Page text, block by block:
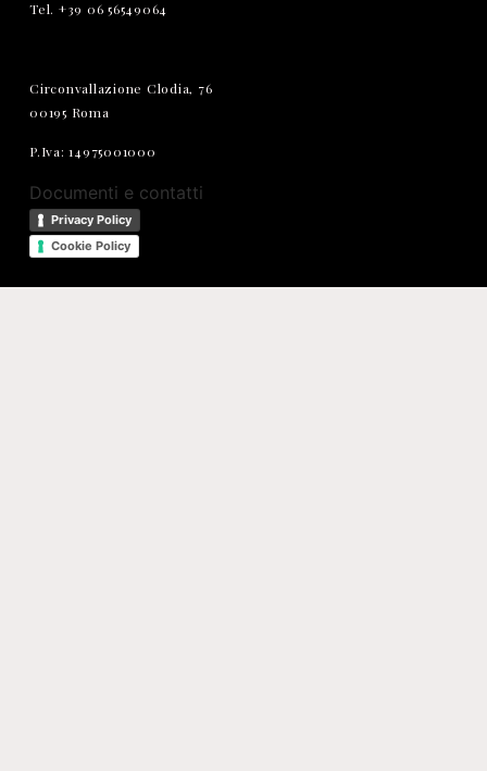
Tel. +39 06 56549064
Circonvallazione Clodia, 76
00195 Roma
P.Iva: 14975001000
Documenti e contatti
Privacy Policy
Cookie Policy